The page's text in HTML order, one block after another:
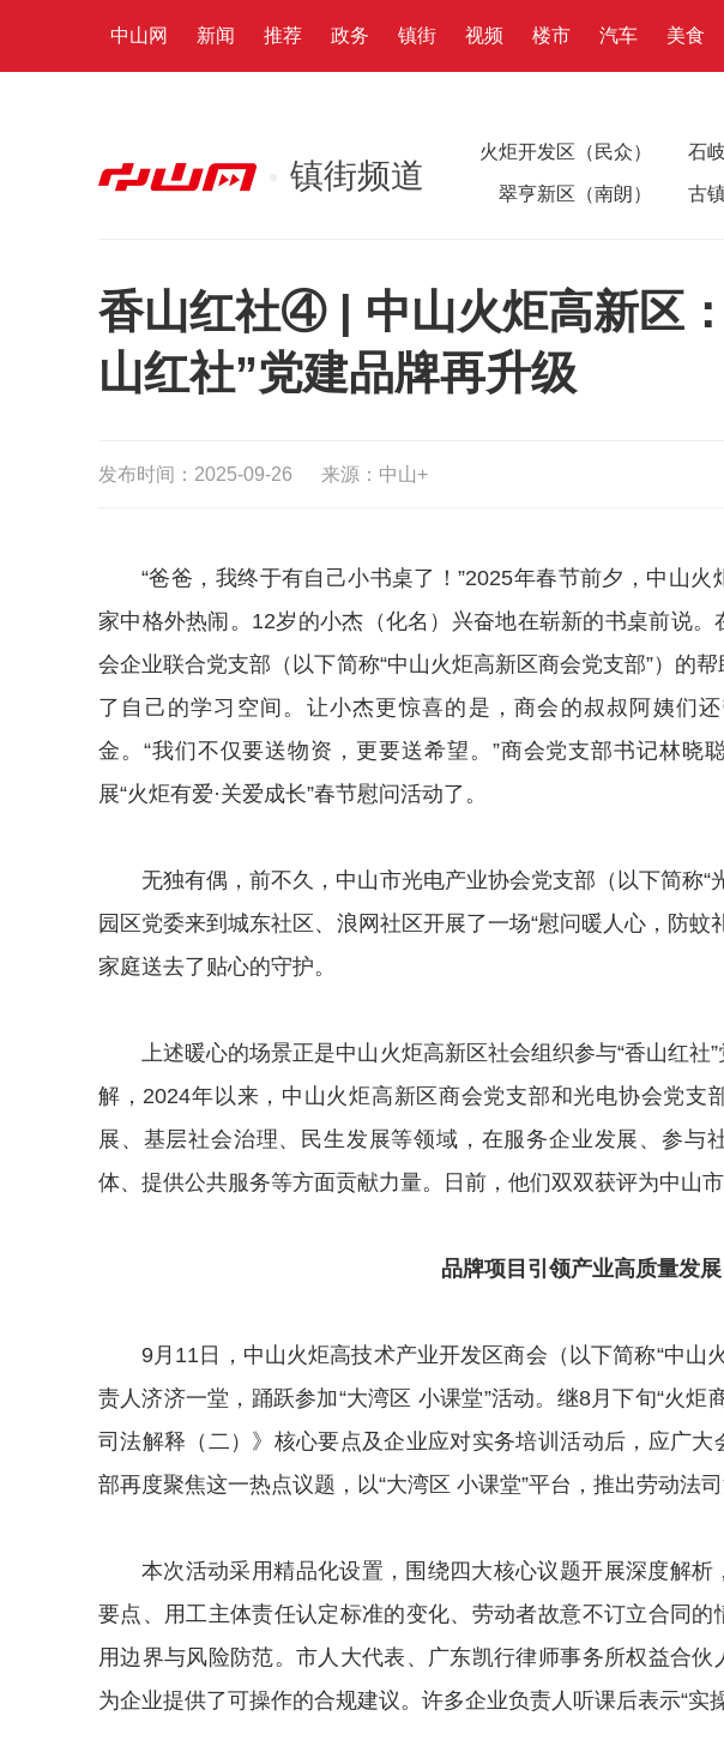
中山网 新闻 推荐 政务 镇街 视频 楼市 汽车 美食
镇街频道
火炬开发区（民众） 石岐
翠亨新区（南朗） 古
香山红社④ | 中山火炬高新区
山红社”党建品牌再升级
发布时间：2025-09-26 来源：中山+
“爸爸，我终于有自己小书桌了！”2025年春节前夕，中山
家中格外热闹。12岁的小杰（化名）兴奋地在崭新的书桌前说
会企业联合党支部（以下简称“中山火炬高新区商会党支部”）的
了自己的学习空间。让小杰更惊喜的是，商会的叔叔阿姨们
金。“我们不仅要送物资，更要送希望。”商会党支部书记林晓
展“火炬有爱·关爱成长”春节慰问活动了。
无独有偶，前不久，中山市光电产业协会党支部（以下简称“
园区党委来到城东社区、浪网社区开展了一场“慰问暖人心，防蚊
家庭送去了贴心的守护。
上述暖心的场景正是中山火炬高新区社会组织参与“香山红社
解，2024年以来，中山火炬高新区商会党支部和光电协会党支
展、基层社会治理、民生发展等领域，在服务企业发展、参与
体、提供公共服务等方面贡献力量。日前，他们双双获评为中山市
品牌项目引领产业高质量发展
9月11日，中山火炬高技术产业开发区商会（以下简称“中山
责人济济一堂，踊跃参加“大湾区 小课堂”活动。继8月下旬“火炬
司法解释（二）》核心要点及企业应对实务培训活动后，应广
部再度聚焦这一热点议题，以“大湾区 小课堂”平台，推出劳动法
本次活动采用精品化设置，围绕四大核心议题开展深度解
要点、用工主体责任认定标准的变化、劳动者故意不订立合同
用边界与风险防范。市人大代表、广东凯行律师事务所权益合伙
为企业提供了可操作的合规建议。许多企业负责人听课后表示“实操